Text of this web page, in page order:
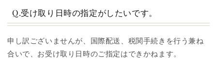
Q.受け取り日時の指定がしたいです。
申し訳ございませんが、国際配送、税関手続きを行う兼ね
合いで、お受け取り日時のご指定はできかねます。